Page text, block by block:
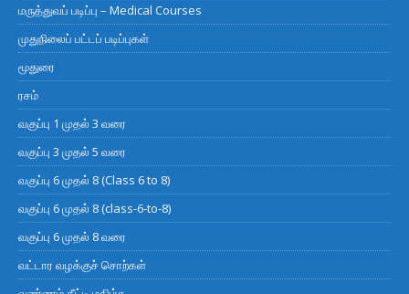
மருத்துவப் படிப்பு – Medical Courses
முதுநிலைப் பட்டப் படிப்புகள்
மூதுரை
ரசம்
வகுப்பு 1 முதல் 3 வரை
வகுப்பு 3 முதல் 5 வரை
வகுப்பு 6 முதல் 8 (Class 6 to 8)
வகுப்பு 6 முதல் 8 (class-6-to-8)
வகுப்பு 6 முதல் 8 வரை
வட்டார வழக்குச் சொற்கள்